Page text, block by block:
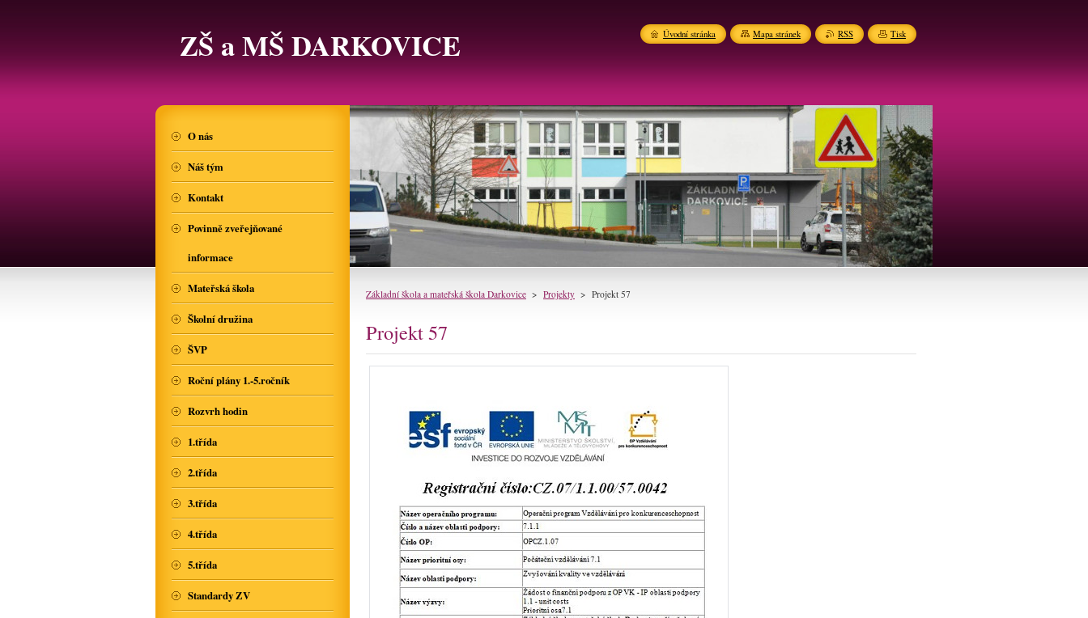
ZŠ a MŠ DARKOVICE
Základní škola a mateřská škola Darkovice > Projekty > Projekt 57
Projekt 57
O nás
Náš tým
Kontakt
Povinně zveřejňované
informace
Mateřská škola
Školní družina
ŠVP
Roční plány 1.-5.ročník
Rozvrh hodin
1.třída
2.třída
3.třída
4.třída
5.třída
Standardy ZV
Úvodní stránka Mapa stránek RSS Tisk